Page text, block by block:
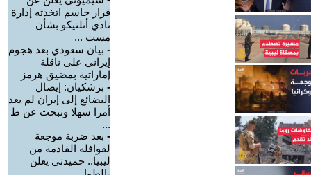
قرار حاسم اتخذته إدارة
نادي أتلتيكو بشأن
مست ...
- بيان سعودي بعد هجوم
إيراني على ناقلة
إماراتية بمضيق هرمز
- بزشكيان: إيصال
البضائع إلى إيران لم يعد
أمرا سهلا ونبحث عن ط
...
- بعد ضربة موجعة
لقوافله القادمة من
ليبيا.. حميدتي يعلن